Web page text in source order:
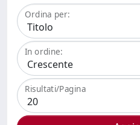
Ordina per:
In ordine:
Risultati/Pagina